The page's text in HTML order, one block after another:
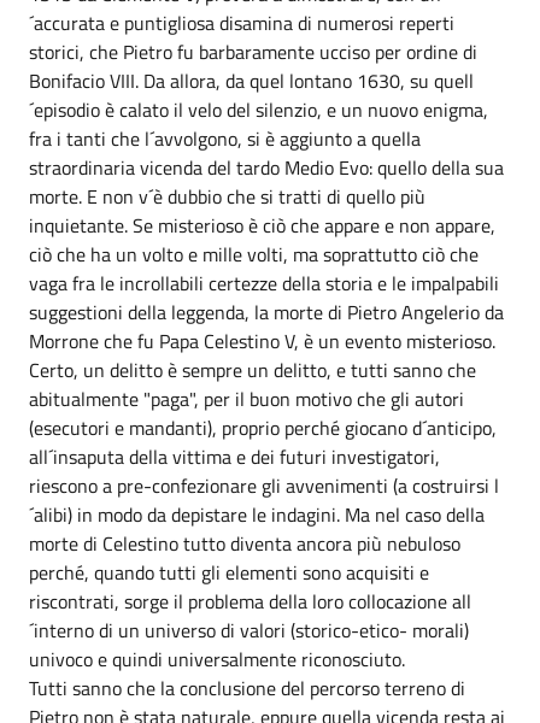
´accurata e puntigliosa disamina di numerosi reperti
storici, che Pietro fu barbaramente ucciso per ordine di
Bonifacio VIII. Da allora, da quel lontano 1630, su quell
´episodio è calato il velo del silenzio, e un nuovo enigma,
fra i tanti che l´avvolgono, si è aggiunto a quella
straordinaria vicenda del tardo Medio Evo: quello della sua
morte. E non v´è dubbio che si tratti di quello più
inquietante. Se misterioso è ciò che appare e non appare,
ciò che ha un volto e mille volti, ma soprattutto ciò che
vaga fra le incrollabili certezze della storia e le impalpabili
suggestioni della leggenda, la morte di Pietro Angelerio da
Morrone che fu Papa Celestino V, è un evento misterioso.
Certo, un delitto è sempre un delitto, e tutti sanno che
abitualmente "paga", per il buon motivo che gli autori
(esecutori e mandanti), proprio perché giocano d´anticipo,
all´insaputa della vittima e dei futuri investigatori,
riescono a pre-confezionare gli avvenimenti (a costruirsi l
´alibi) in modo da depistare le indagini. Ma nel caso della
morte di Celestino tutto diventa ancora più nebuloso
perché, quando tutti gli elementi sono acquisiti e
riscontrati, sorge il problema della loro collocazione all
´interno di un universo di valori (storico-etico- morali)
univoco e quindi universalmente riconosciuto.
Tutti sanno che la conclusione del percorso terreno di
Pietro non è stata naturale, eppure quella vicenda resta ai